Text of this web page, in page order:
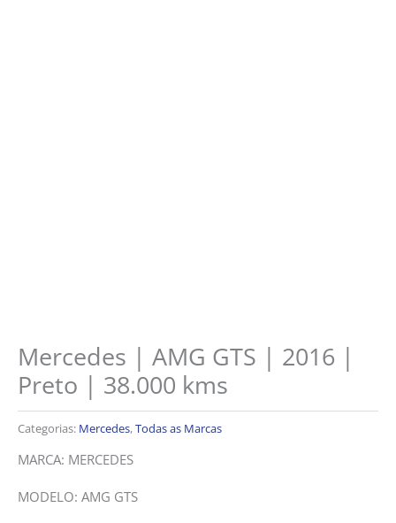
Mercedes | AMG GTS | 2016 |
Preto | 38.000 kms
Categorias: Mercedes,Todas as Marcas
MARCA: MERCEDES
MODELO: AMG GTS